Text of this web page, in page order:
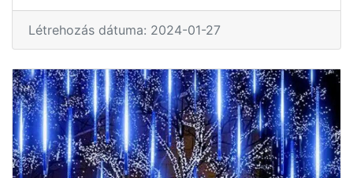
Létrehozás dátuma: 2024-01-27